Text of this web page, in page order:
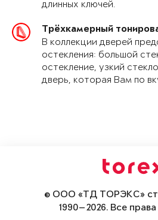
длинных ключей.
Трёхкамерный
В коллекции дверей
остекления: большой
остекление, узкий
дверь, которая Вам по
© ООО «ТД ТОРЭКС»
1990—2026. Все